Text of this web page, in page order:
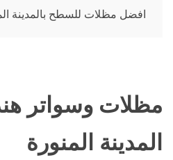
افضل مظلات للسطح بالمدينة
مظلات وسواتر
المدينة المنورة